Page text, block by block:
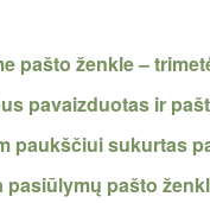
pašto ženkle –
pavaizduotas ir
paukščiui sukurtas
pasiūlymų pašto